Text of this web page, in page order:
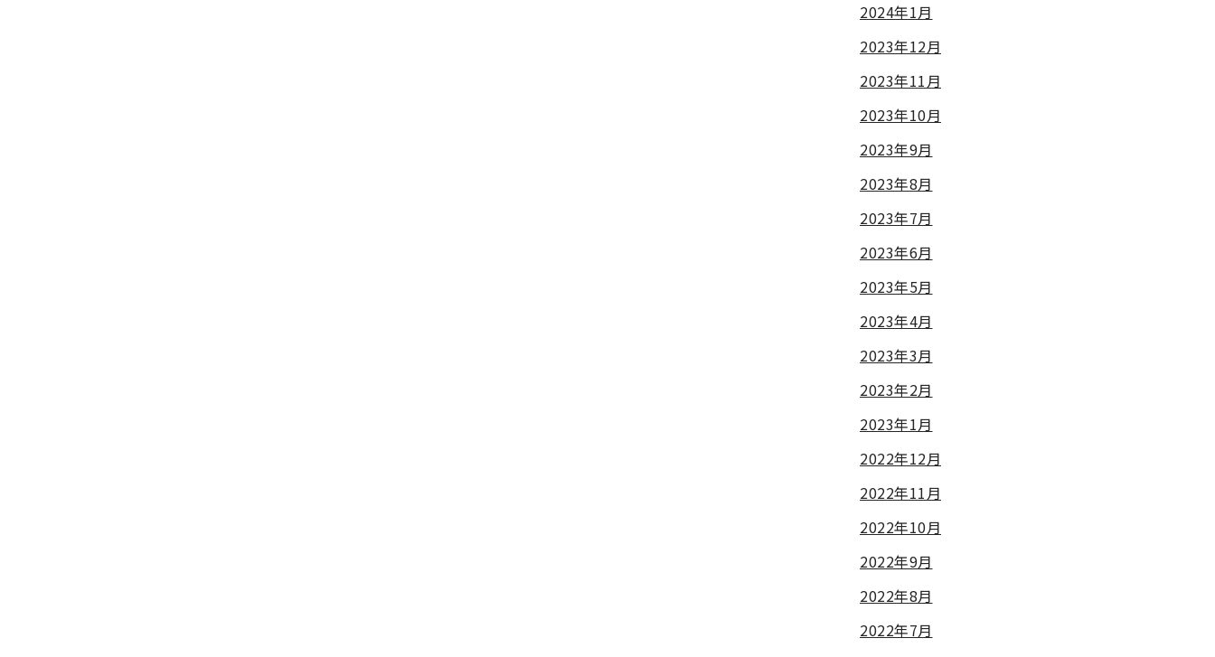
2024年1月
2023年12月
2023年11月
2023年10月
2023年9月
2023年8月
2023年7月
2023年6月
2023年5月
2023年4月
2023年3月
2023年2月
2023年1月
2022年12月
2022年11月
2022年10月
2022年9月
2022年8月
2022年7月